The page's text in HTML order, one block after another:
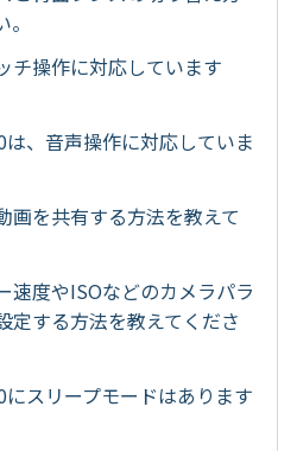
チ操作に対応しています
は、音声操作に対応していま
画を共有する方法を教えて
速度やISOなどのカメラパラ
定する方法を教えてくださ
にスリープモードはあります